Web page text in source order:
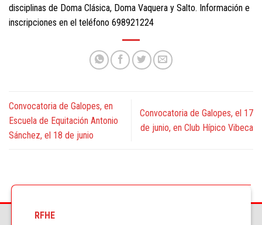
disciplinas de Doma Clásica, Doma Vaquera y Salto. Información e
inscripciones en el teléfono 698921224
Convocatoria de Galopes, en
Escuela de Equitación Antonio
Sánchez, el 18 de junio
Convocatoria de Galopes, el 17
de junio, en Club Hípico Vibeca
RFHE